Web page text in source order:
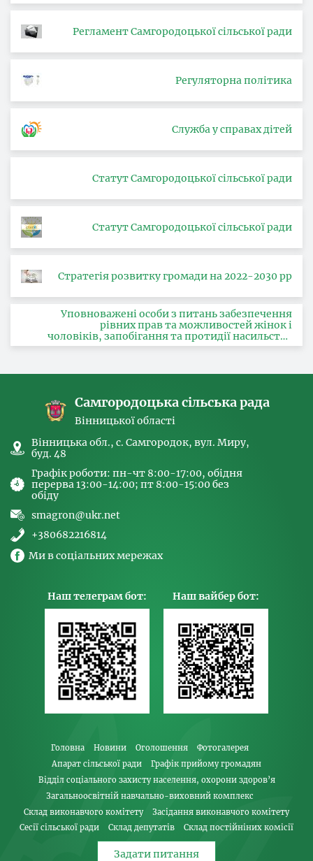
Регламент Самгородоцької сільської ради
Регуляторна політика
Служба у справах дітей
Статут Самгородоцької сільської ради
Статут Самгородоцької сільської ради
Стратегія розвитку громади на 2022-2030 рр
Уповноважені особи з питань забезпечення
рівних прав та можливостей жінок і
чоловіків, запобігання та протидії насильству
за ознакою статі, з питань здійснення заходів,
Самгородоцька сільська рада
Вінницької області
Вінницька обл., с. Самгородок, вул. Миру,
буд. 48
Графік роботи: пн-чт 8:00-17:00, обідня
перерва 13:00-14:00; пт 8:00-15:00 без
обіду
smagron@ukr.net
+380682216814
Ми в соціальних мережах
Наш телеграм бот: Наш вайбер бот:
Головна Новини Оголошення
Фотогалерея
Апарат сільської ради
Графік прийому громадян
Відділ соціального захисту населення, охорони здоров’я
Загальноосвітній навчально-виховний комплекс
Склад виконавчого комітету
Засідання виконавчого комітету
Сесії сільської ради
Склад депутатів Склад постійніних комісії
Задати питання